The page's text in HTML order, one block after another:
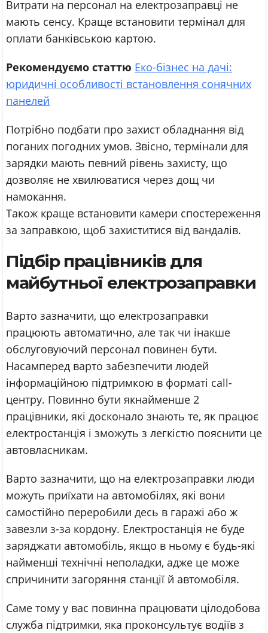
Витрати на персонал на електрозаправці не
мають сенсу. Краще встановити термінал для
оплати банківською картою.
Рекомендуємо статтю Еко-бізнес на дачі:
юридичні особливості встановлення сонячних
панелей
Потрібно подбати про захист обладнання від
поганих погодних умов. Звісно, термінали для
зарядки мають певний рівень захисту, що
дозволяє не хвилюватися через дощ чи
намокання.
Також краще встановити камери спостереження
за заправкою, щоб захиститися від вандалів.
Підбір працівників для
майбутньої електрозаправки
Варто зазначити, що електрозаправки
працюють автоматично, але так чи інакше
обслуговуючий персонал повинен бути.
Насамперед варто забезпечити людей
інформаційною підтримкою в форматі call-
центру. Повинно бути якнайменше 2
працівники, які досконало знають те, як працює
електростанція і зможуть з легкістю пояснити це
автовласникам.
Варто зазначити, що на електрозаправки люди
можуть приїхати на автомобілях, які вони
самостійно переробили десь в гаражі або ж
завезли з-за кордону. Електростанція не буде
заряджати автомобіль, якщо в ньому є будь-які
найменші технічні неполадки, адже це може
спричинити загоряння станції й автомобіля.
Саме тому у вас повинна працювати цілодобова
служба підтримки, яка проконсультує водіїв з